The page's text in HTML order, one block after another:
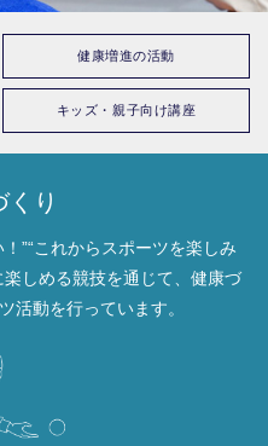
健康増進の活動
キッズ・親子向け講座
くり
”“これからスポーツを楽しみ
しめる競技を通じて、健康づ
活動を⾏っています。